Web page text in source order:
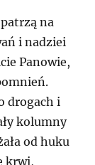
na
i nadziei
Panowie,
drogach i
kolumny
od huku
krwi,